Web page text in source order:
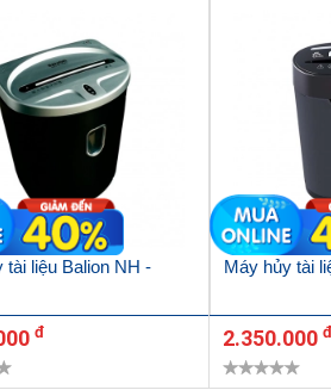
tài liệu Balion NH -
đ
Máy hủy tài
2.350.000 đ